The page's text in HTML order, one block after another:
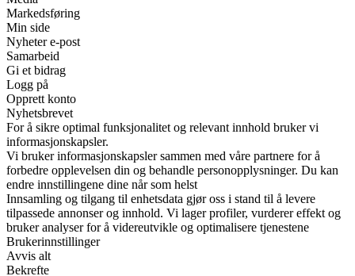
Markedsføring
Min side
Nyheter e-post
Samarbeid
Gi et bidrag
Logg på
Opprett konto
Nyhetsbrevet
For å sikre optimal funksjonalitet og relevant innhold bruker vi
informasjonskapsler.
Vi bruker informasjonskapsler sammen med våre partnere for å
forbedre opplevelsen din og behandle personopplysninger. Du kan
endre innstillingene dine når som helst
Innsamling og tilgang til enhetsdata gjør oss i stand til å levere
tilpassede annonser og innhold. Vi lager profiler, vurderer effekt og
bruker analyser for å videreutvikle og optimalisere tjenestene
Brukerinnstillinger
Avvis alt
Bekrefte